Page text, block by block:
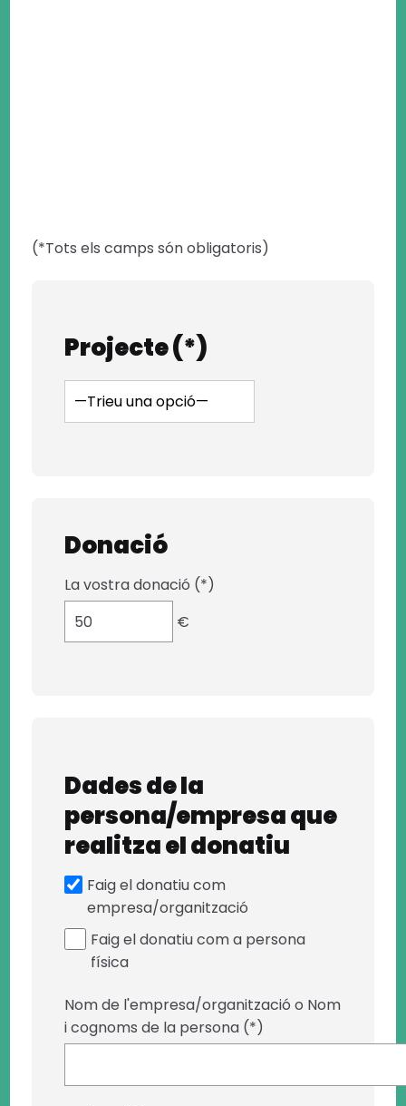
(*Tots els camps són obligatoris)
Projecte (*)
Donació
La vostra donació (*)
€
Dades de la
persona/empresa que
realitza el donatiu
Faig el donatiu com
empresa/organització
Faig el donatiu com a persona
física
Nom de l'empresa/organització o Nom
i cognoms de la persona (*)